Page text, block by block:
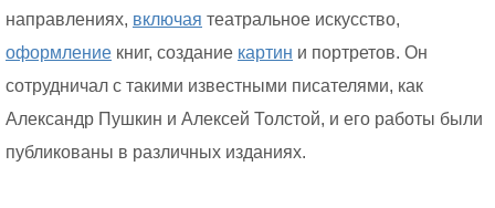
направлениях, включая театральное искусство,
оформление книг, создание картин и портретов. Он
сотрудничал с такими известными писателями, как
Александр Пушкин и Алексей Толстой, и его работы были
публикованы в различных изданиях.